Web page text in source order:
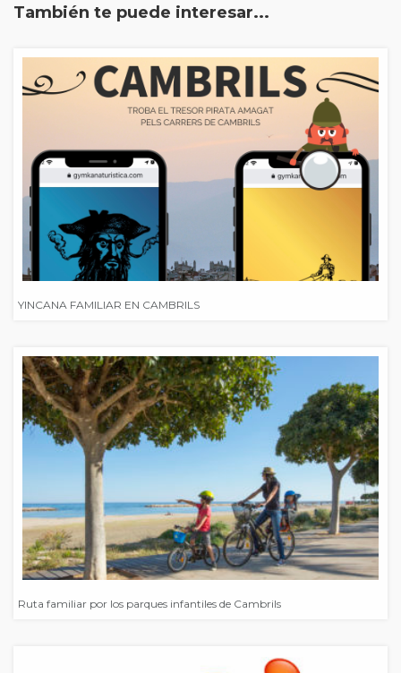
También te puede interesar...
YINCANA FAMILIAR EN CAMBRILS
Ruta familiar por los parques infantiles de Cambrils